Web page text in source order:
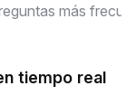
más
tiempo real